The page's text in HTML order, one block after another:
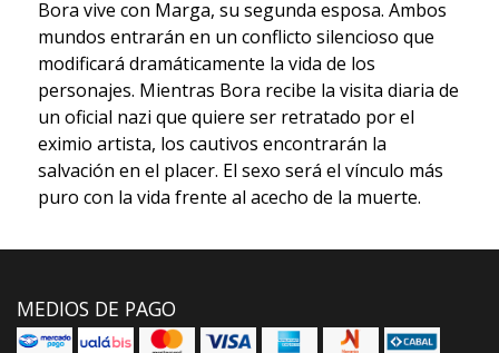
Bora vive con Marga, su segunda esposa. Ambos
mundos entrarán en un conflicto silencioso que
modificará dramáticamente la vida de los
personajes. Mientras Bora recibe la visita diaria de
un oficial nazi que quiere ser retratado por el
eximio artista, los cautivos encontrarán la
salvación en el placer. El sexo será el vínculo más
puro con la vida frente al acecho de la muerte.
MEDIOS DE PAGO